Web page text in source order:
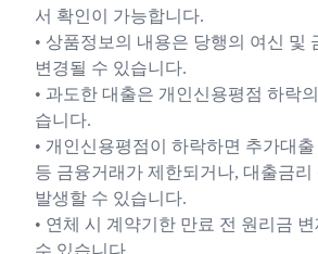
서 확인이 가능합니다.
• 상품정보의 내용은 당행의 여신 및
변경될 수 있습니다.
• 과도한 대출은 개인신용평점 하락
습니다.
• 개인신용평점이 하락하면 추가대
등 금융거래가 제한되거나, 대출금리
발생할 수 있습니다.
• 연체 시 계약기한 만료 전 원리금
수 있습니다